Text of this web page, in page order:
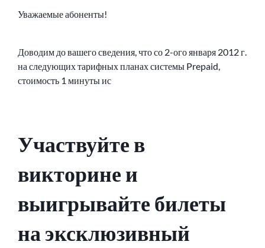
Уважаемые абоненты!
Доводим до вашего сведения, что со 2-ого января 2012 г.
на следующих тарифных планах системы Prepaid,
стоимость 1 минуты ис
Участвуйте в
викторине и
выигрывайте билеты
на эксклюзивный